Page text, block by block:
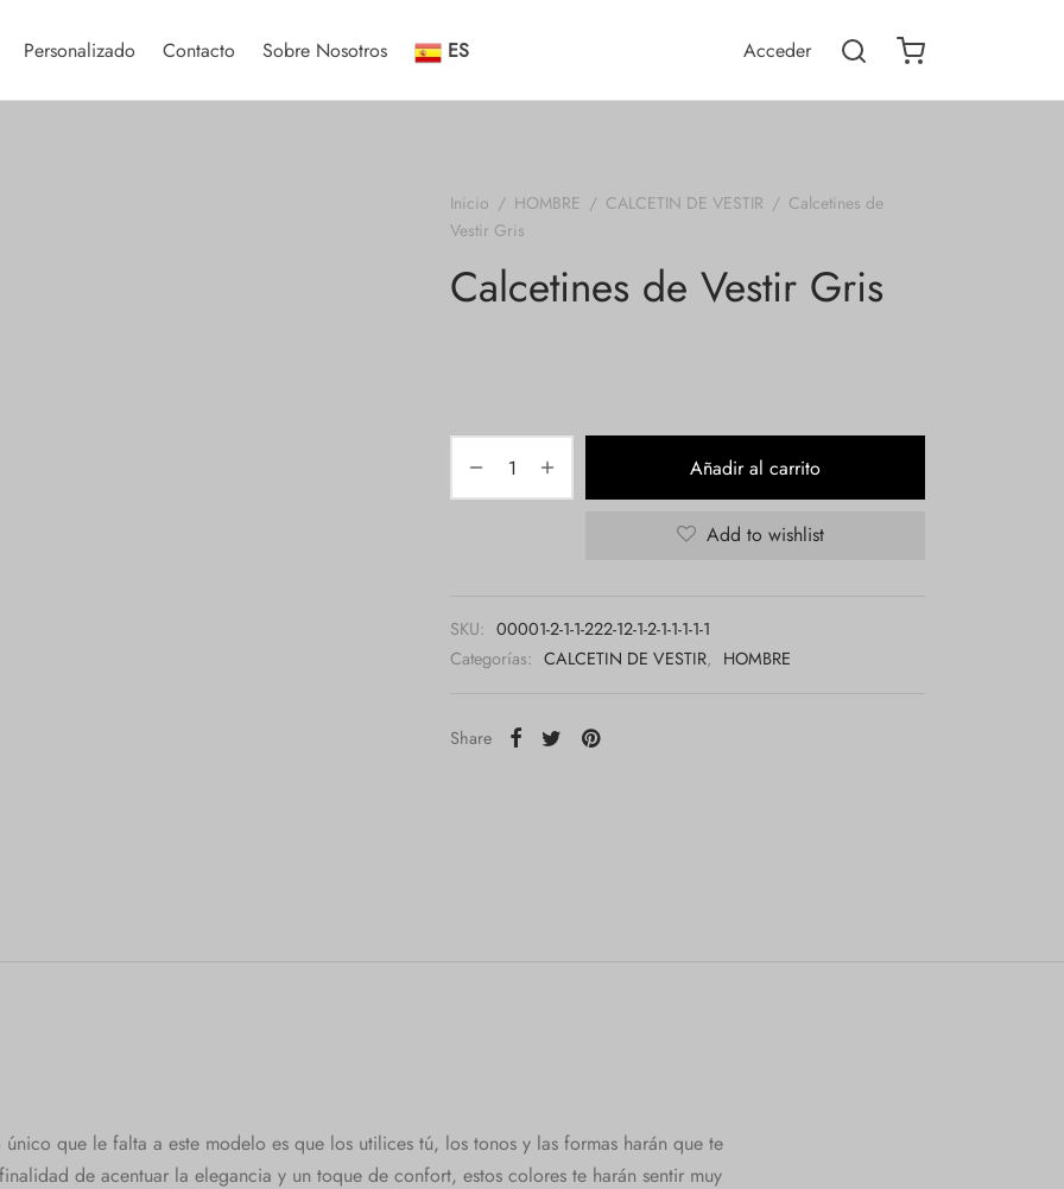
Personalizado Contacto Sobre Nosotros ES Acceder
Inicio / HOMBRE / CALCETIN DE VESTIR / Calcetines de
Vestir Gris
Calcetines de Vestir Gris
Añadir al carrito
Add to wishlist
SKU: 00001-2-1-1-222-12-1-2-1-1-1-1-1
Categorías: CALCETIN DE VESTIR, HOMBRE
Share
que le falta a este modelo es que los utilices tú, los tonos y las formas harán que te
de acentuar la elegancia y un toque de confort, estos colores te harán sentir muy